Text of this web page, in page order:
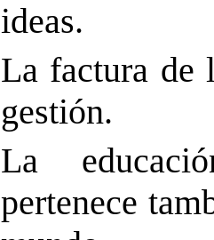
ideas.
La factura de
gestión.
La
pertenece